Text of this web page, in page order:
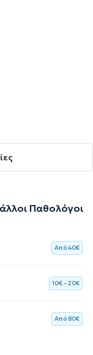
Παθολόγοι
Aπό 40€
10€ – 20€
Aπό 80€